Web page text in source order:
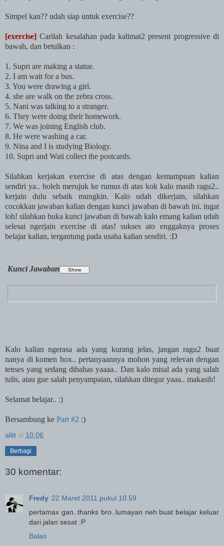
Simpel kan?? udah siap untuk exercise??
[exercise] Carilah kesalahan pada kalimat2 present progressive di
bawah, dan betulkan :
1. Supri are making a statue.
2. I am wait for a bus.
3. You were drawing a girl.
4. she are walk on the zebra cross.
5. Nani was talking to a stranger.
6. They were doing their homework.
7. We was joining English club.
8. He were washing a car.
9. Nina and I is studying Biology.
10. Supri and Wati collect the postcards.
Silahkan kerjakan exercise di atas dengan kemampuan kalian
sendiri ya.. boleh merujuk ke rumus di atas kok kalo masih ragu2..
kerjain dulu sebaik mungkin. Kalo udah dikerjain, silahkan
cocokkan jawaban kalian dengan kunci jawaban di bawah ini. ingat
loh! silahkan buka kunci jawaban di bawah kalo emang kalian udah
selesai ngerjain exercise di atas! sukses ato enggaknya proses
belajar kalian, tergantung pada usaha kalian sendiri. :D
Kunci Jawaban
Kalo kalian ngerasa ada yang kurang jelas, jangan ragu2 buat
nanya di komen box.. pertanyaannya mohon yang relevan dengan
tenses yang sedang dibahas yaaaa.. Dan kalo misal ada yang salah
tulis, atau gue salah penyampaian, silahkan ditegur yaaa.. makasih!
Selamat belajar.. :)
Bersambung ke Part #2 :)
alitt di 10.06
Berbagi
30 komentar:
Fredy 22 Maret 2011 pukul 10.59
pertamax gan..thanks bro..lumayan neh buat belajar keluar
dari jalan sesat :P
Balas